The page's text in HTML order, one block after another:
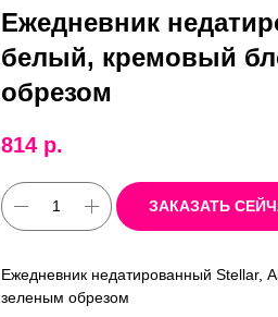
Ежедневник
белый, кремовый
обрезом
814 р.
ЗАКАЗАТЬ
Ежедневник недатированный Stellar,
зеленым обрезом